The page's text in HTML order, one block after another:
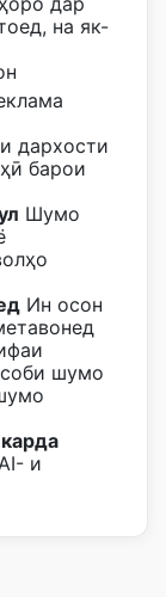
на як-
дархости
барои
Шумо
Ин осон
шумо
и